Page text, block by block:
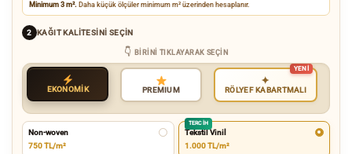
Minimum 3 m². Daha küçük ölçüler minimum m² üzerinden hesaplanır.
2 KAĞIT KALITESINI SEÇIN
BIRINI TIKLAYARAK SEÇIN
EKONOMİK PREMIUM
✦
RÖLYEF KABARTMALI
Non-woven
750 TL/m²
TERCIH
Tekstil Vinil
1.000 TL/m²